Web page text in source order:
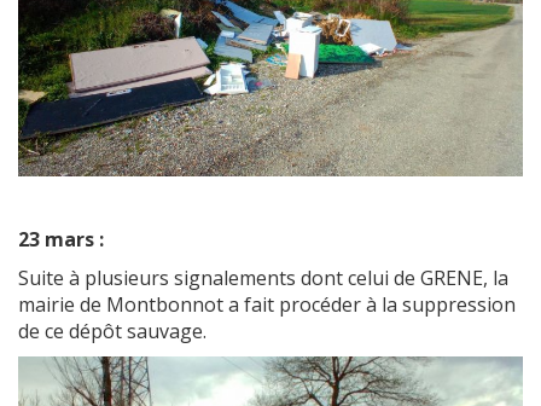
23 mars :
Suite à plusieurs signalements dont celui de GRENE, la
mairie de Montbonnot a fait procéder à la suppression
de ce dépôt sauvage.